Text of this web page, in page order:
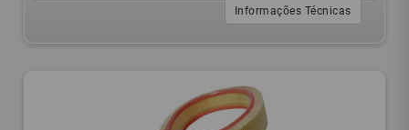
Informações Técnicas